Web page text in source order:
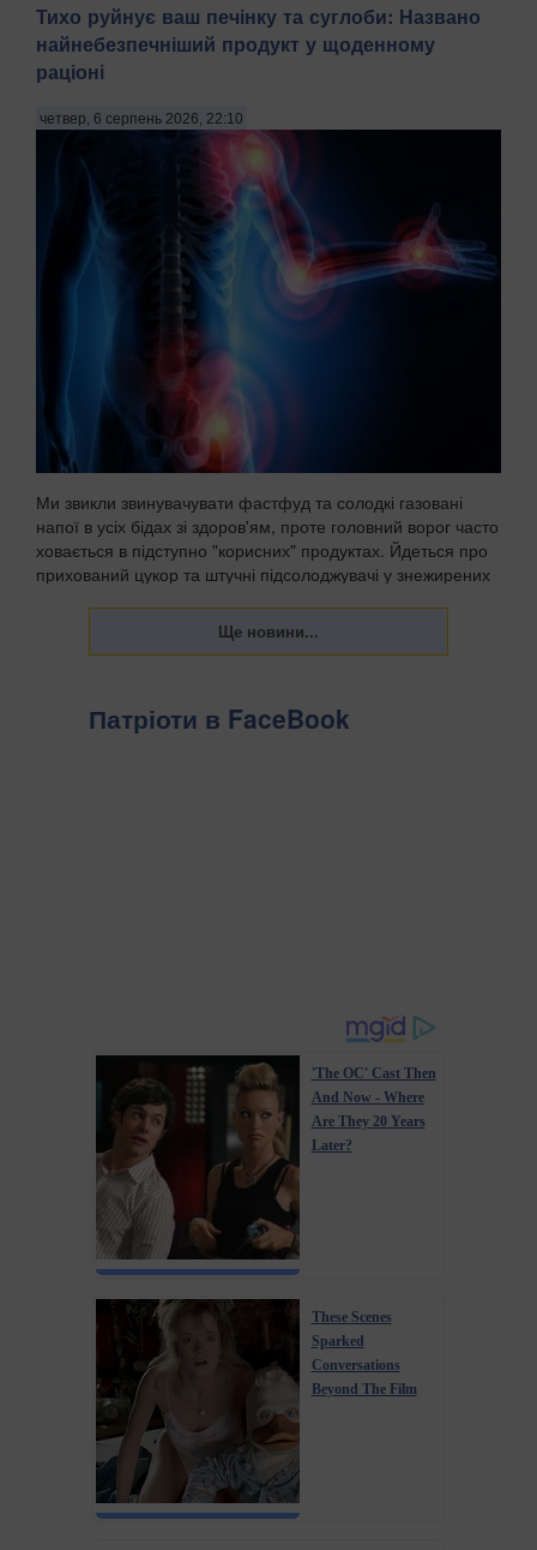
Тихо руйнує ваш печінку та суглоби: Названо
найнебезпечніший продукт у щоденному
раціоні
четвер, 6 серпень 2026, 22:10
Ми звикли звинувачувати фастфуд та солодкі газовані
напої в усіх бідах зі здоров'ям, проте головний ворог часто
ховається в підступно "корисних" продуктах. Йдеться про
прихований цукор та штучні підсолоджувачі у знежирених
Патріоти в FaceBook
'The OC' Cast Then
And Now - Where
Are They 20 Years
Later?
These Scenes
Sparked
Conversations
Beyond The Film